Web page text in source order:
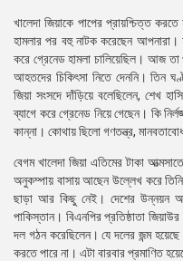
খালেদা জিয়াকে পাপের প্রায়শ্চিত্ত
হামলার পর বহু নাটক করেছেন আপনারা।
করে গ্রেনেড হামলা চালিয়েছিল। আজ
আহতদের চিকিৎসা নিতে দেননি। তিন
জিয়া সংসদে দাঁড়িয়ে বলেছিলেন, শেখ
ব্যাগে করে গ্রেনেড নিয়ে গেছেন। কি
কান্না। কোথায় ছিলো গণতন্ত্র,
বেগম খালেদা জিয়া এতিমের টাকা
অনুকম্পায় বাসায় আছেন উল্লেখ করে তিনি
ছাড়া আর কিছু নেই। দেশের উন্নয়ন
পাকিস্তান। বিএনপির প্রতিষ্ঠাতা জিয়াউর
দল গঠন করেছিলেন। যে দলের জন্ম
করতে পারে না। এটা বারবার প্রমাণিত